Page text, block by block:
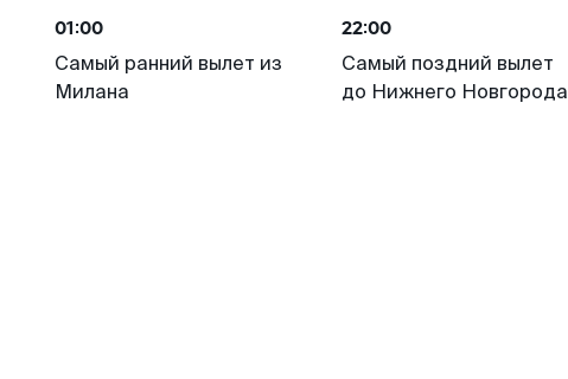
01:00
Самый ранний вылет из
Милана
22:00
Самый поздний вылет
до Нижнего Новгорода